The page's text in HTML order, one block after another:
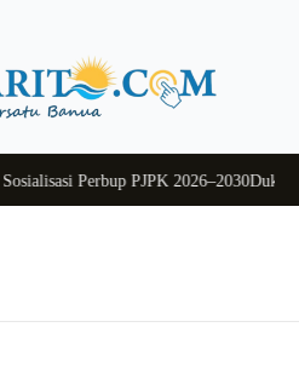
Perbup PJPK 2026–2030Dukung